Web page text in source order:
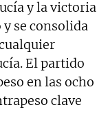
y la victoria
y se consolida
El partido
en las ocho
clave